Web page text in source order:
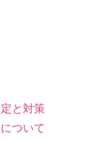
と対策
ついて